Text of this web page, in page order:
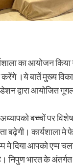
का आयोजन
।ये बातें मुख्य
द्वारा आयोजित
बच्चों पर
कार्यशाला मे
दिया आपको एप्प
निपुण भारत के